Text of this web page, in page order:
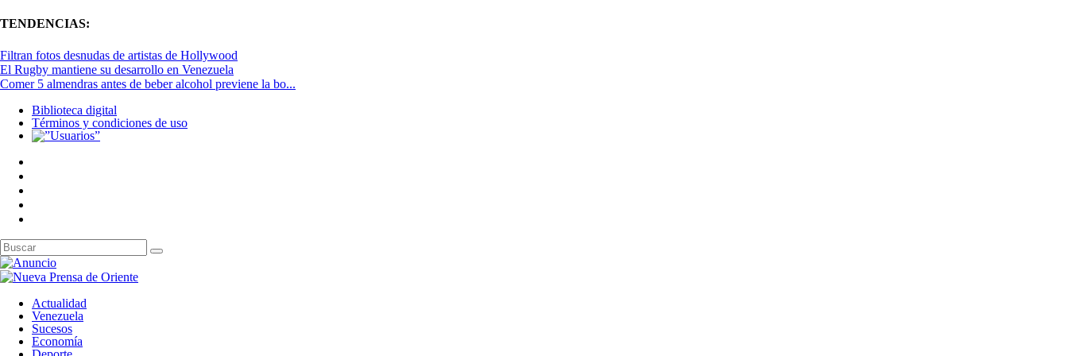
TENDENCIAS:
Filtran fotos desnudas de artistas de Hollywood
El Rugby mantiene su desarrollo en Venezuela
Comer 5 almendras antes de beber alcohol previene la bo...
Biblioteca digital
Términos y condiciones de uso
Actualidad
Venezuela
Sucesos
Economía